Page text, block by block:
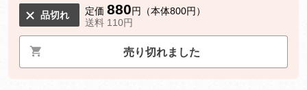
品切れ 定価 880円（本体800円）
送料 110円
売り切れました